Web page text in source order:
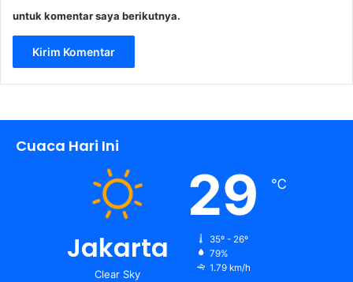
untuk komentar saya berikutnya.
Cuaca Hari Ini
Jakarta
Clear Sky
29 ℃
35º - 26º
79%
1.79 km/h